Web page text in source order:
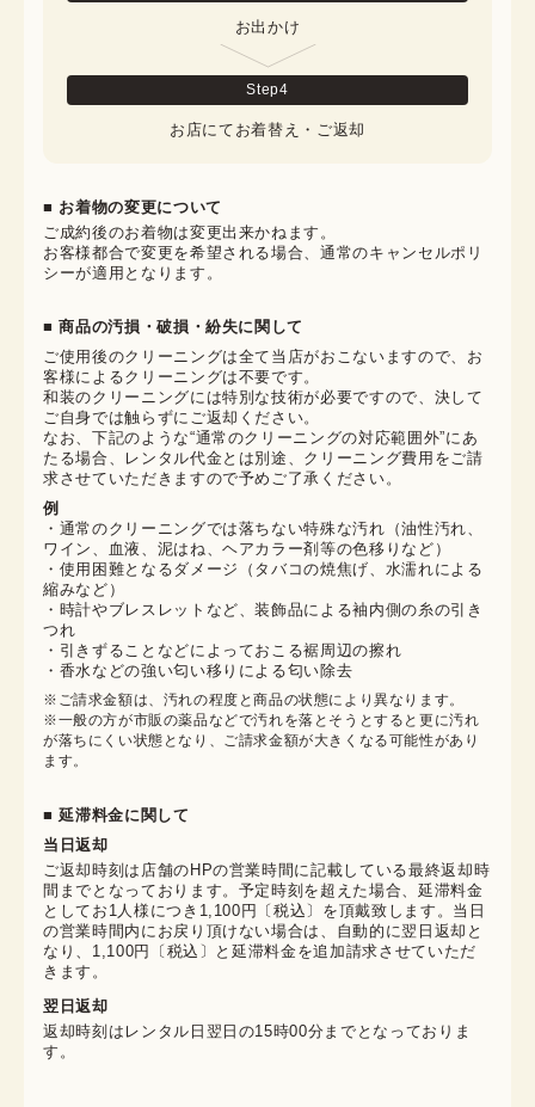
お出かけ
Step4
お店にてお着替え・ご返却
■ お着物の変更について
ご成約後のお着物は変更出来かねます。
お客様都合で変更を希望される場合、通常のキャンセルポリ
シーが適用となります。
■ 商品の汚損・破損・紛失に関して
ご使用後のクリーニングは全て当店がおこないますので、お
客様によるクリーニングは不要です。
和装のクリーニングには特別な技術が必要ですので、決して
ご自身では触らずにご返却ください。
なお、下記のような“通常のクリーニングの対応範囲外”にあ
たる場合、レンタル代金とは別途、クリーニング費用をご請
求させていただきますので予めご了承ください。
例
・通常のクリーニングでは落ちない特殊な汚れ（油性汚れ、
ワイン、血液、泥はね、ヘアカラー剤等の色移りなど）
・使用困難となるダメージ（タバコの焼焦げ、水濡れによる
縮みなど）
・時計やブレスレットなど、装飾品による袖内側の糸の引き
つれ
・引きずることなどによっておこる裾周辺の擦れ
・香水などの強い匂い移りによる匂い除去
※ご請求金額は、汚れの程度と商品の状態により異なります。
※一般の方が市販の薬品などで汚れを落とそうとすると更に汚れ
が落ちにくい状態となり、ご請求金額が大きくなる可能性があり
ます。
■ 延滞料金に関して
当日返却
ご返却時刻は店舗のHPの営業時間に記載している最終返却時
間までとなっております。予定時刻を超えた場合、延滞料金
としてお1人様につき1,100円〔税込〕を頂戴致します。当日
の営業時間内にお戻り頂けない場合は、自動的に翌日返却と
なり、1,100円〔税込〕と延滞料金を追加請求させていただ
きます。
翌日返却
返却時刻はレンタル日翌日の15時00分までとなっておりま
す。